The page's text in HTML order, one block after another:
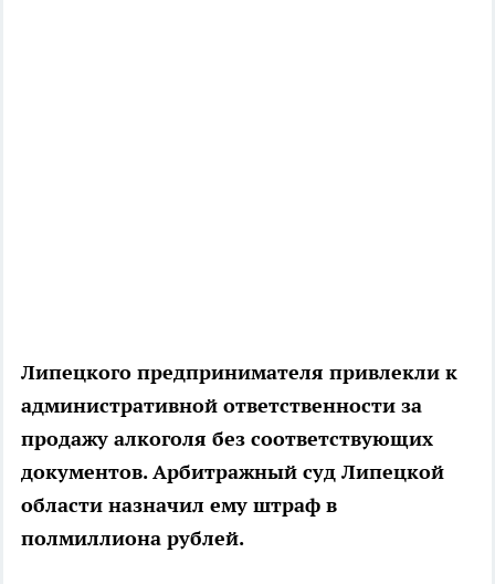
Липецкого предпринимателя привлекли к
административной ответственности за
продажу алкоголя без соответствующих
документов. Арбитражный суд Липецкой
области назначил ему штраф в
полмиллиона рублей.